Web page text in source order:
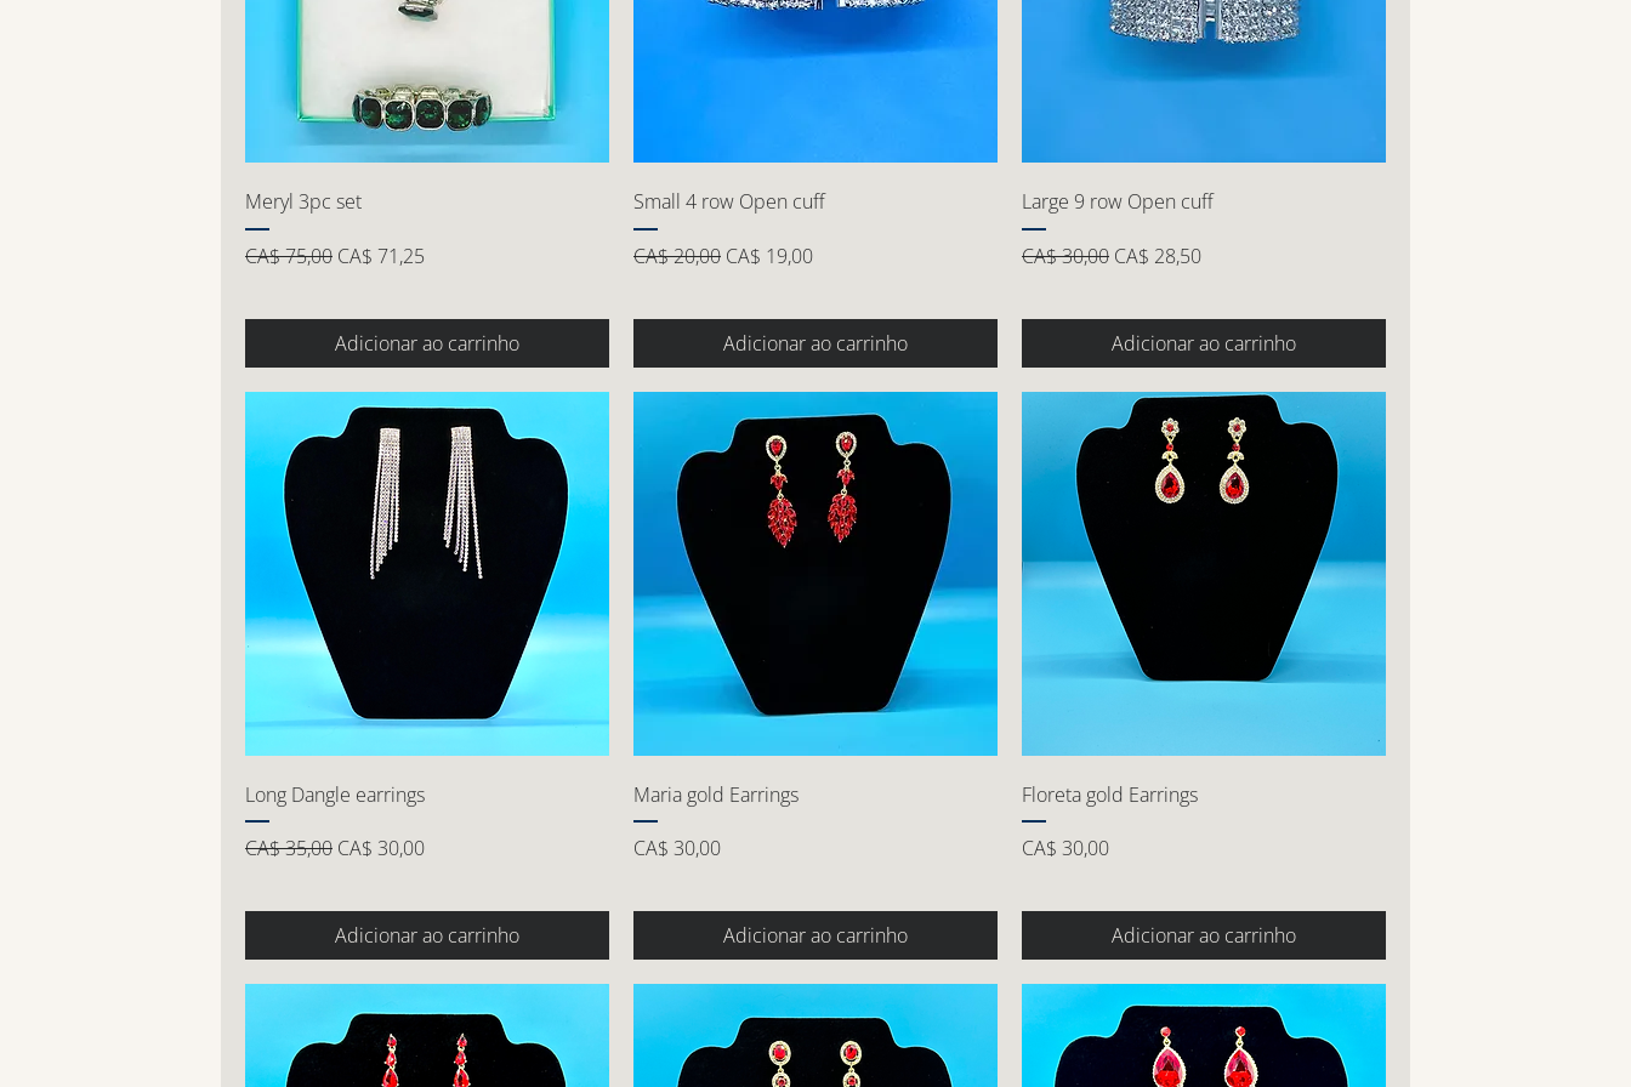
Meryl 3pc set
Preço normal
CA$ 75,00 Preço promocional
CA$ 71,25
Adicionar ao carrinho
Small 4 row Open cuff
Preço normal
CA$ 20,00 Preço promocional
CA$ 19,00
Adicionar ao carrinho
Large 9 row Open cuff
Preço normal
CA$ 30,00 Preço promocional
CA$ 28,50
Adicionar ao carrinho
Long Dangle earrings
Preço normal
CA$ 35,00 Preço promocional
CA$ 30,00
Adicionar ao carrinho
Maria gold Earrings
Preço
CA$ 30,00
Adicionar ao carrinho
Floreta gold Earrings
Preço
CA$ 30,00
Adicionar ao carrinho